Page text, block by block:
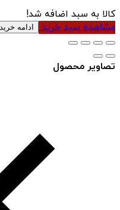
کالا به سبد اضافه شد!
مشاهده سبد خرید ادامه خرید
تصاویر محصول